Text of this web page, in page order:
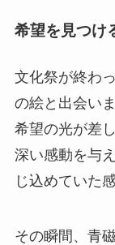
希望を見つけ
文化祭が終わ
の絵と出会い
希望の光が差
深い感動を与え
じ込めていた
その瞬間、青